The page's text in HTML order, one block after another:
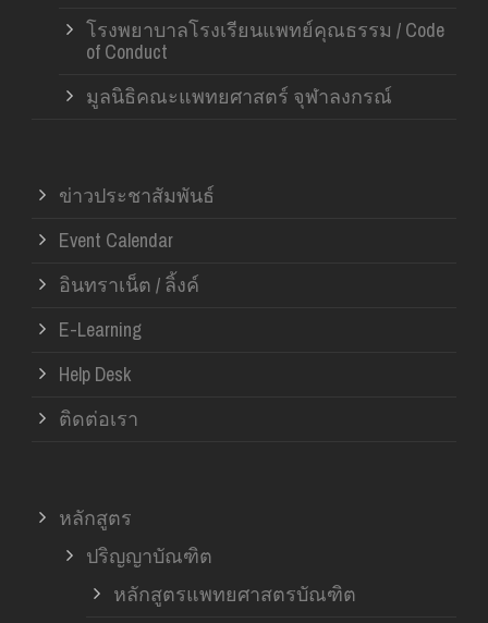
โรงพยาบาลโรงเรียนแพทย์คุณธรรม / Code
of Conduct
มูลนิธิคณะแพทยศาสตร์ จุฬาลงกรณ์
ข่าวประชาสัมพันธ์
Event Calendar
อินทราเน็ต / ลิ้งค์
E-Learning
Help Desk
ติดต่อเรา
หลักสูตร
ปริญญาบัณฑิต
หลักสูตรแพทยศาสตรบัณฑิต